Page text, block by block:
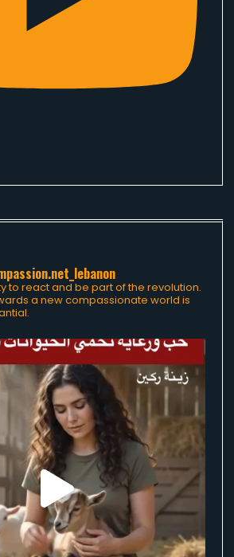
to react and be part of the revolution.
a new compassionate world is